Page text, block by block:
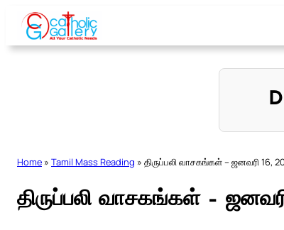
Skip
content
Home » Tamil Mass Reading » திருப்பலி வாசகங்கள் – ஜனவரி 16,
திருப்பலி வாசகங்கள் –